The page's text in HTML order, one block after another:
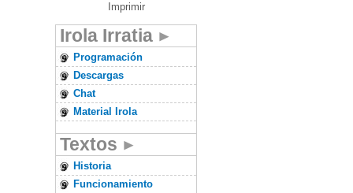
Imprimir
Irola Irratia
Programación
Descargas
Chat
Material Irola
Textos
Historia
Funcionamiento